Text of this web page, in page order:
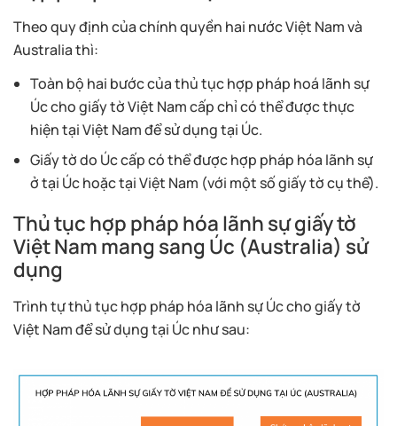
Theo quy định của chính quyền hai nước Việt Nam và
Australia thì:
Toàn bộ hai bước của thủ tục hợp pháp hoá lãnh sự
Úc cho giấy tờ Việt Nam cấp chỉ có thể được thực
hiện tại Việt Nam để sử dụng tại Úc.
Giấy tờ do Úc cấp có thể được hợp pháp hóa lãnh sự
ở tại Úc hoặc tại Việt Nam (với một số giấy tờ cụ thể).
Thủ tục hợp pháp hóa lãnh sự giấy tờ
Việt Nam mang sang Úc (Australia) sử
dụng
Trình tự thủ tục hợp pháp hóa lãnh sự Úc cho giấy tờ
Việt Nam để sử dụng tại Úc như sau: